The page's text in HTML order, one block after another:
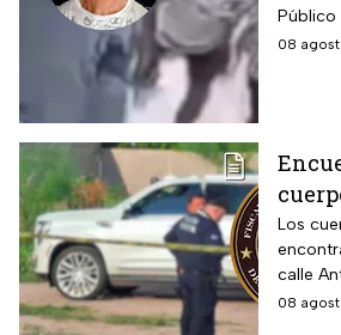
Público
08
riña
Los
calle
08